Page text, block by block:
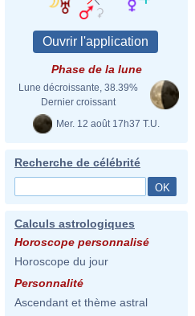
Phase de la lune
Lune décroissante, 38.39%
Dernier croissant
Mer. 12 août 17h37 T.U.
Recherche de célébrité
Calculs astrologiques
Horoscope personnalisé
Horoscope du jour
Personnalité
Ascendant et thème astral